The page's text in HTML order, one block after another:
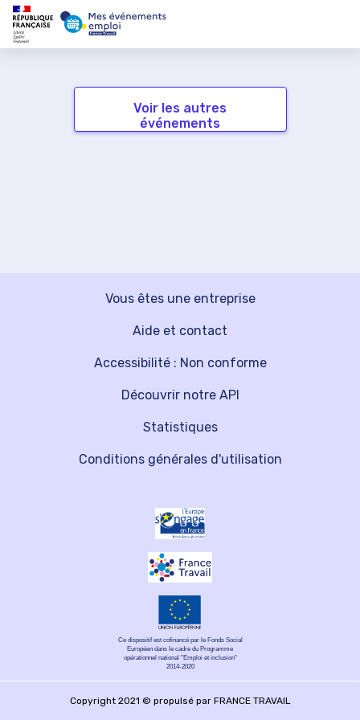
Voir les autres
événements
Vous êtes une entreprise
Découvrir notre API
Aide et contact
Statistiques
Accessibilité : Non conforme
Conditions générales d'utilisation
Ce dispositif est cofinancé par le Fonds Social
Européen dans le cadre du Programme
opérationnel national "Emploi et inclusion"
2014-2020
Copyright 2021 © propulsé par FRANCE TRAVAIL